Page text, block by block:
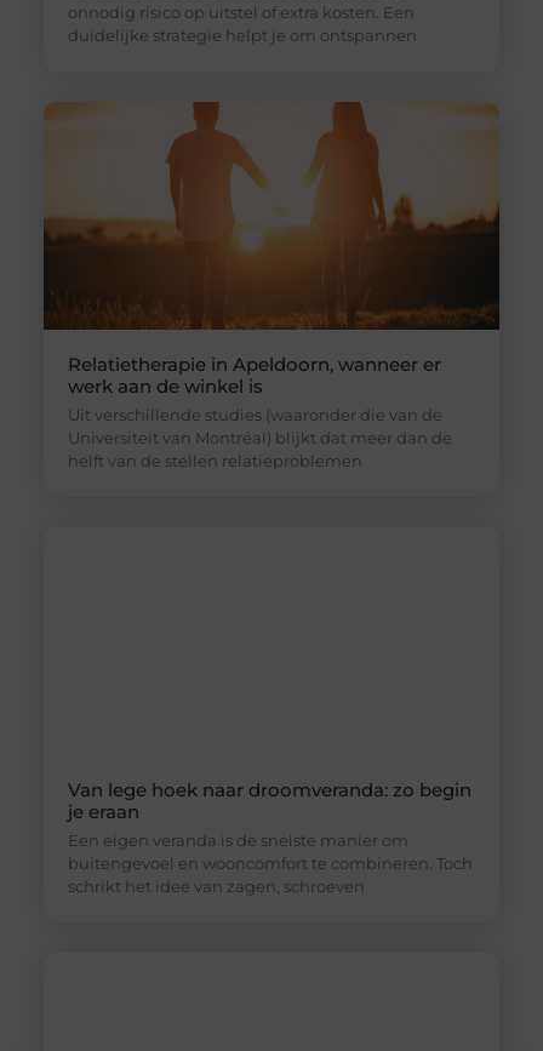
onnodig risico op uitstel of extra kosten. Een
duidelijke strategie helpt je om ontspannen
Relatietherapie in Apeldoorn, wanneer er
werk aan de winkel is
Uit verschillende studies (waaronder die van de
Universiteit van Montréal) blijkt dat meer dan de
helft van de stellen relatieproblemen
Van lege hoek naar droomveranda: zo begin
je eraan
Een eigen veranda is de snelste manier om
buitengevoel en wooncomfort te combineren. Toch
schrikt het idee van zagen, schroeven